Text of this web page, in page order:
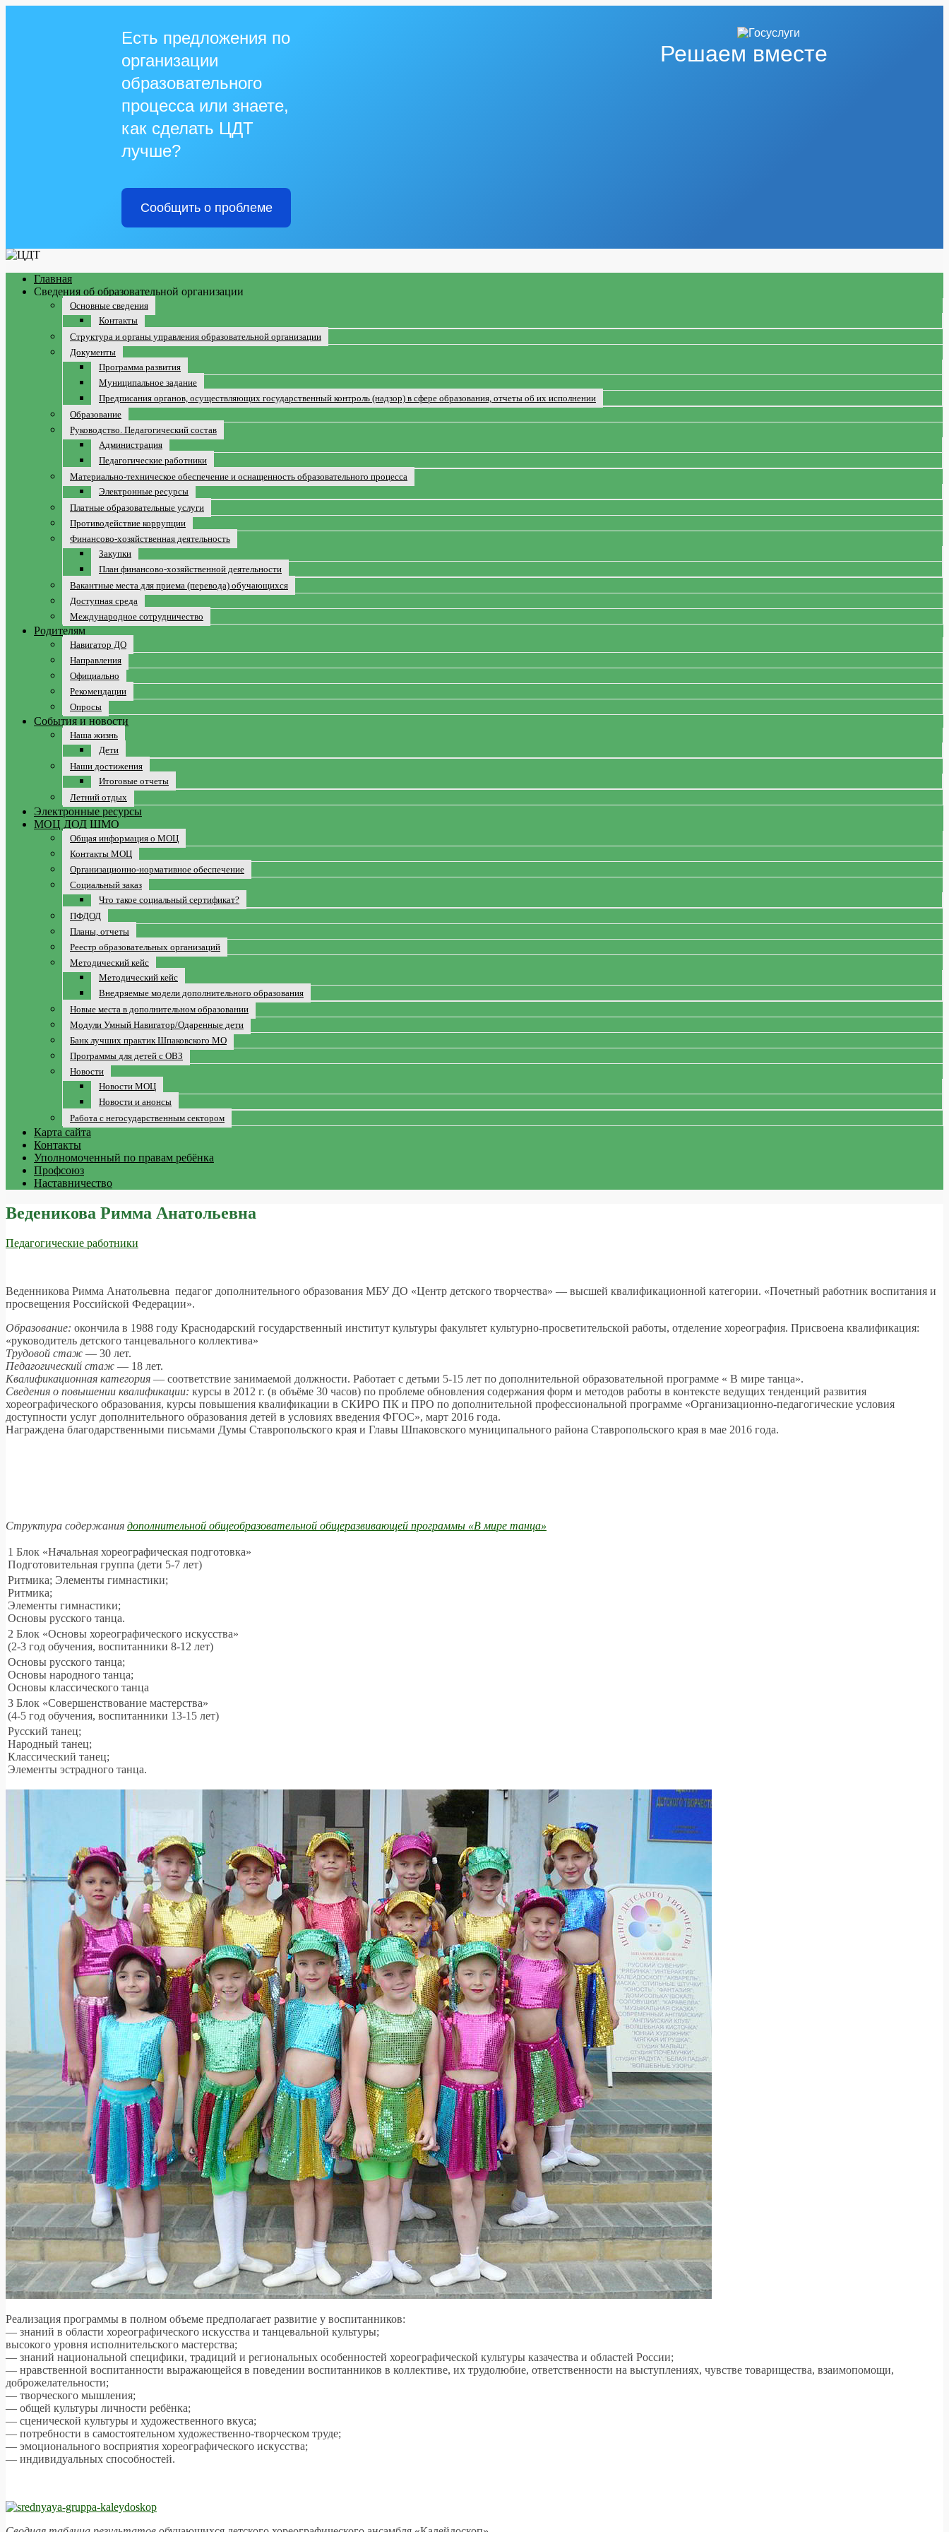
Решаем вместе
Есть предложения по
организации
образовательного
процесса или знаете,
как сделать ЦДТ
лучше?
Сообщить о проблеме
Главная
Сведения об образовательной организации
Основные сведения
Контакты
Структура и органы управления образовательной организации
Документы
Программа развития
Муниципальное задание
Предписания органов, осуществляющих государственный контроль (надзор) в сфере образования, отчеты об их исполнении
Образование
Руководство. Педагогический состав
Администрация
Педагогические работники
Материально-техническое обеспечение и оснащенность образовательного процесса
Электронные ресурсы
Платные образовательные услуги
Противодействие коррупции
Финансово-хозяйственная деятельность
Закупки
План финансово-хозяйственной деятельности
Вакантные места для приема (перевода) обучающихся
Доступная среда
Международное сотрудничество
Родителям
Навигатор ДО
Направления
Официально
Рекомендации
Опросы
События и новости
Наша жизнь
Дети
Наши достижения
Итоговые отчеты
Летний отдых
Электронные ресурсы
МОЦ ДОД ШМО
Общая информация о МОЦ
Контакты МОЦ
Организационно-нормативное обеспечение
Социальный заказ
Что такое социальный сертификат?
ПФДОД
Планы, отчеты
Реестр образовательных организаций
Методический кейс
Методический кейс
Внедряемые модели дополнительного образования
Новые места в дополнительном образовании
Модули Умный Навигатор/Одаренные дети
Банк лучших практик Шпаковского МО
Программы для детей с ОВЗ
Новости
Новости МОЦ
Новости и анонсы
Работа с негосударственным сектором
Карта сайта
Контакты
Уполномоченный по правам ребёнка
Профсоюз
Наставничество
Веденикова Римма Анатольевна
Педагогические работники
Веденникова Римма Анатольевна педагог дополнительного образования МБУ ДО «Центр детского творчества» — высшей квалификационной категории. «Почетный работник воспитания и
просвещения Российской Федерации».
Образование: окончила в 1988 году Краснодарский государственный институт культуры факультет культурно-просветительской работы, отделение хореография. Присвоена квалификация:
«руководитель детского танцевального коллектива»
Трудовой стаж — 30 лет.
Педагогический стаж — 18 лет.
Квалификационная категория — соответствие занимаемой должности. Работает с детьми 5-15 лет по дополнительной образовательной программе « В мире танца».
Сведения о повышении квалификации: курсы в 2012 г. (в объёме 30 часов) по проблеме обновления содержания форм и методов работы в контексте ведущих тенденций развития
хореографического образования, курсы повышения квалификации в СКИРО ПК и ПРО по дополнительной профессиональной программе «Организационно-педагогические условия
доступности услуг дополнительного образования детей в условиях введения ФГОС», март 2016 года.
Награждена благодарственными письмами Думы Ставропольского края и Главы Шпаковского муниципального района Ставропольского края в мае 2016 года.
Структура содержания дополнительной общеобразовательной общеразвивающей программы «В мире танца»
1 Блок «Начальная хореографическая подготовка»
Подготовительная группа (дети 5-7 лет)
Ритмика; Элементы гимнастики;
Ритмика;
Элементы гимнастики;
Основы русского танца.
2 Блок «Основы хореографического искусства»
(2-3 год обучения, воспитанники 8-12 лет)
Основы русского танца;
Основы народного танца;
Основы классического танца
3 Блок «Совершенствование мастерства»
(4-5 год обучения, воспитанники 13-15 лет)
Русский танец;
Народный танец;
Классический танец;
Элементы эстрадного танца.
Реализация программы в полном объеме предполагает развитие у воспитанников:
— знаний в области хореографического искусства и танцевальной культуры;
высокого уровня исполнительского мастерства;
— знаний национальной специфики, традиций и региональных особенностей хореографической культуры казачества и областей России;
— нравственной воспитанности выражающейся в поведении воспитанников в коллективе, их трудолюбие, ответственности на выступлениях, чувстве товарищества, взаимопомощи,
доброжелательности;
— творческого мышления;
— общей культуры личности ребёнка;
— сценической культуры и художественного вкуса;
— потребности в самостоятельном художественно-творческом труде;
— эмоционального восприятия хореографического искусства;
— индивидуальных способностей.